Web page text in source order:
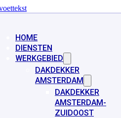
HOME
DIENSTEN
WERKGEBIED
DAKDEKKER
AMSTERDAM
DAKDEKKER
AMSTERDAM-
ZUIDOOST